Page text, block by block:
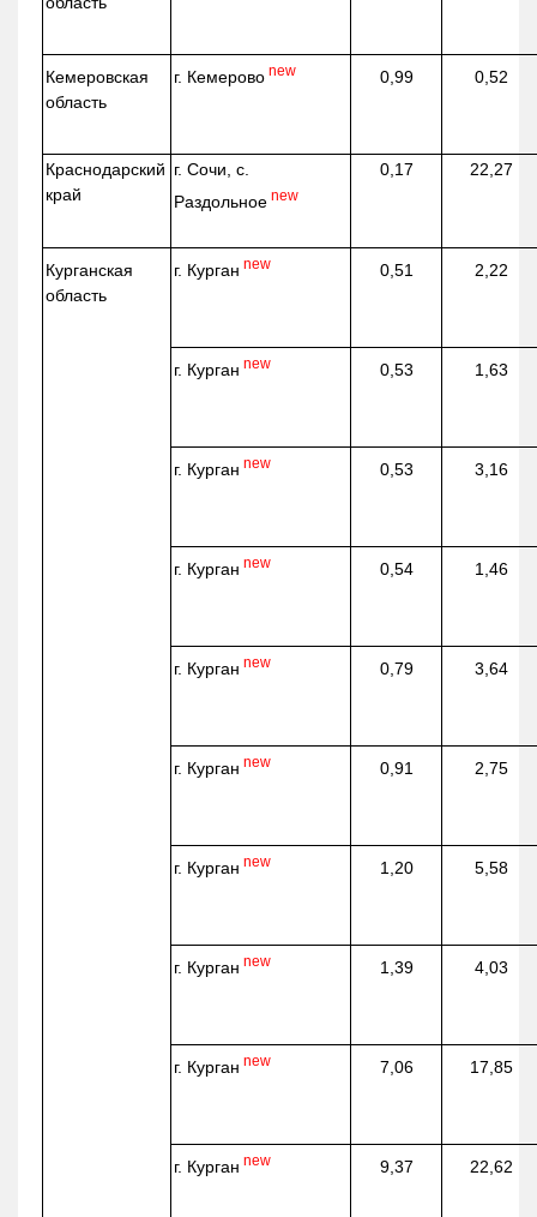
Кемеровская
область
г. Кемерово new 0,99 0,52
Краснодарский
край
г. Сочи, с.
Раздольное new
0,17 22,27
Курганская
область
г. Курган new 0,51 2,22
г. Курган new 0,53 1,63
г. Курган new 0,53 3,16
г. Курган new 0,54 1,46
г. Курган new 0,79 3,64
г. Курган new 0,91 2,75
г. Курган new 1,20 5,58
г. Курган new 1,39 4,03
г. Курган new 7,06 17,85
г. Курган new 9,37 22,62